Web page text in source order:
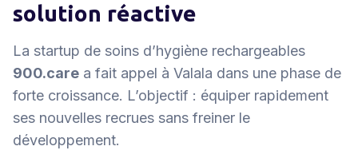
solution réactive
La startup de soins d’hygiène rechargeables
900.care a fait appel à Valala dans une phase de
forte croissance. L’objectif : équiper rapidement
ses nouvelles recrues sans freiner le
développement.